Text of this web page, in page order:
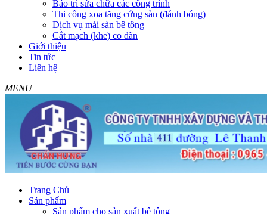
Bảo trì sửa chữa các công trình
Thi công xoa tăng cứng sàn (đánh bóng)
Dịch vụ mái sàn bê tông
Cắt mạch (khe) co dãn
Giới thiệu
Tin tức
Liên hệ
MENU
Trang Chủ
Sản phẩm
Sản phẩm cho sản xuất bê tông